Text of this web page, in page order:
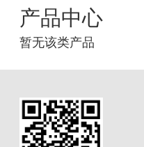
产品中心
暂无该类产品